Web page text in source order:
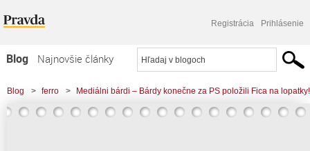
Registrácia Prihlásenie
Blog
Najnovšie články
Najčítanejšie články
Najkomentovanejšie články
Blog > ferro > Mediálni bárdi – Bárdy konečne za PS položili Fica na lopatky!